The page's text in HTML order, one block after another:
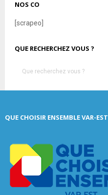
NOS CO
[scrapeo]
QUE RECHERCHEZ VOUS ?
h
QUE CHOISIR ENSEMBLE VAR-EST